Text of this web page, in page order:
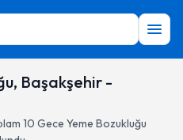
Başakşehir -
10 Gece Yeme Bozukluğu